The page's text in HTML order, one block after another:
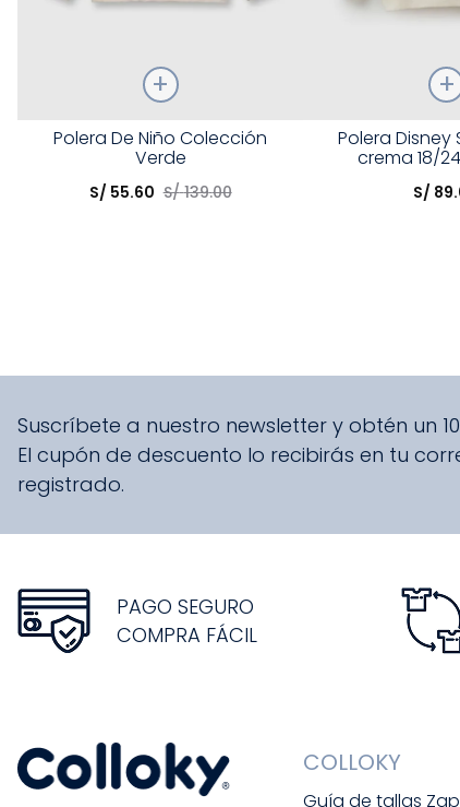
Elige una opción
Polera De Niño Colección
Verde
S/ 55.60 S/ 139.00
Talla
Elige una opción
Polera Disney
crema 18/
S/ 89.
Suscríbete a nuestro newsletter y obtén un
El cupón de descuento lo recibirás en tu
registrado.
PAGO SEGURO
COMPRA FÁCIL
COLLOKY
Guía de tallas